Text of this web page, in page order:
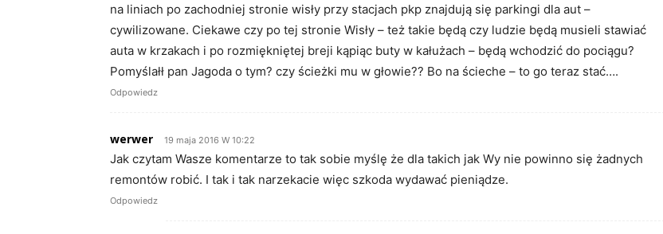
na liniach po zachodniej stronie wisły przy stacjach pkp znajdują się parkingi dla aut –
cywilizowane. Ciekawe czy po tej stronie Wisły – też takie będą czy ludzie będą musieli stawiać
auta w krzakach i po rozmiękniętej breji kąpiąc buty w kałużach – będą wchodzić do pociągu?
Pomyślałł pan Jagoda o tym? czy ścieżki mu w głowie?? Bo na ścieche – to go teraz stać….
Odpowiedz
werwer 19 maja 2016 W 10:22
Jak czytam Wasze komentarze to tak sobie myślę że dla takich jak Wy nie powinno się żadnych
remontów robić. I tak i tak narzekacie więc szkoda wydawać pieniądze.
Odpowiedz